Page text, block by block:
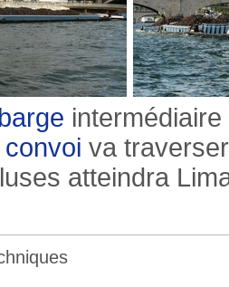
barge
convoi va
atteindra